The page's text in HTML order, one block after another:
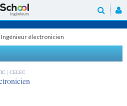
Ingénieur électronicien
| CELEC